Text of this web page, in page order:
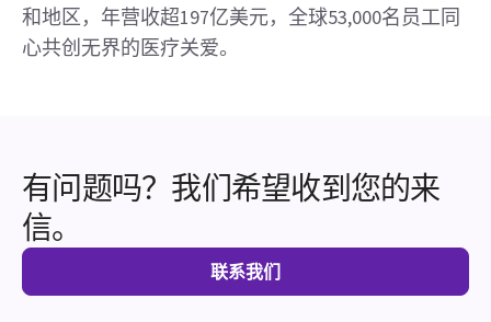
和地区，年营收超197亿美元，全球53,000名员工同
心共创无界的医疗关爱。
有问题吗？我们希望收到您的来
信。
联系我们